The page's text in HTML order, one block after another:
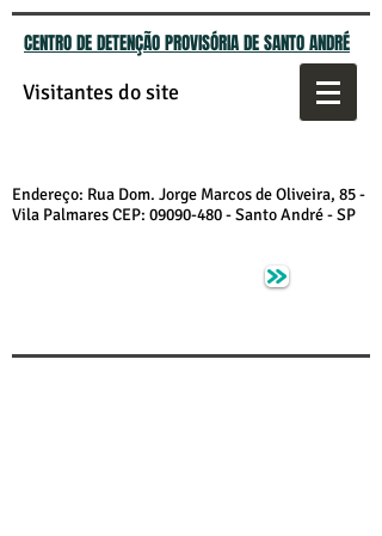
CENTRO DE DETENÇÃO PROVISÓRIA DE SANTO ANDRÉ
Visitantes do site
Endereço: Rua Dom. Jorge Marcos de Oliveira, 85 -
Vila PalmaresCEP: 09090-480- Santo André - SP